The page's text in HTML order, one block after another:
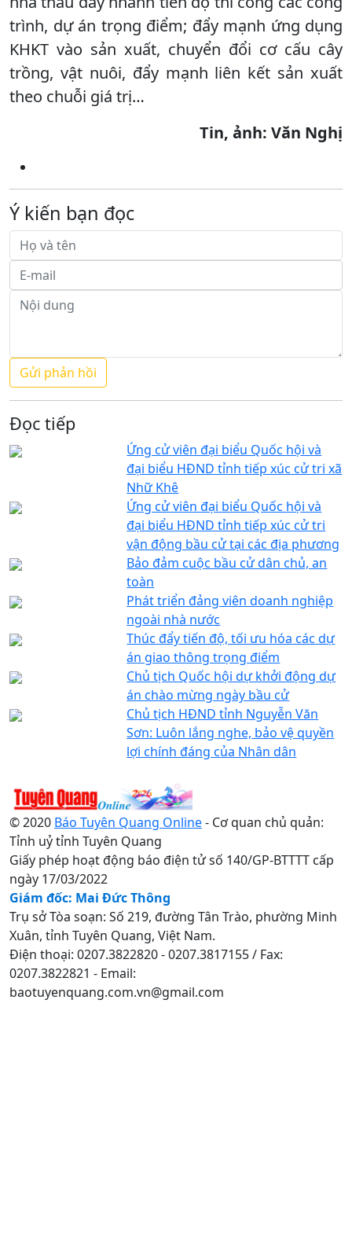
trình, dự án trọng điểm; đẩy mạnh ứng dụng
KHKT vào sản xuất, chuyển đổi cơ cấu cây
trồng, vật nuôi, đẩy mạnh liên kết sản xuất
theo chuỗi giá trị…
Tin, ảnh: Văn Nghị
Ý kiến bạn đọc
Đọc tiếp
Ứng cử viên đại biểu Quốc hội và
đại biểu HĐND tỉnh tiếp xúc cử tri xã
Nhữ Khê
Ứng cử viên đại biểu Quốc hội và
đại biểu HĐND tỉnh tiếp xúc cử tri
vận động bầu cử tại các địa phương
Bảo đảm cuộc bầu cử dân chủ, an
toàn
Phát triển đảng viên doanh nghiệp
ngoài nhà nước
Thúc đẩy tiến độ, tối ưu hóa các dự
án giao thông trọng điểm
Chủ tịch Quốc hội dự khởi động dự
án chào mừng ngày bầu cử
Chủ tịch HĐND tỉnh Nguyễn Văn
Sơn: Luôn lắng nghe, bảo vệ quyền
lợi chính đáng của Nhân dân
© 2020 Báo Tuyên Quang Online- Cơ quan chủ quản:
Tỉnh uỷ tỉnh Tuyên Quang
Giấy phép hoạt động báo điện tử số 140/GP-BTTTT cấp
ngày 17/03/2022
Giám đốc: Mai Đức Thông
Trụ sở Tòa soạn: Số 219, đường Tân Trào, phường Minh
Xuân, tỉnh Tuyên Quang, Việt Nam.
Điện thoại: 0207.3822820 - 0207.3817155 / Fax:
0207.3822821 - Email:
baotuyenquang.com.vn@gmail.com